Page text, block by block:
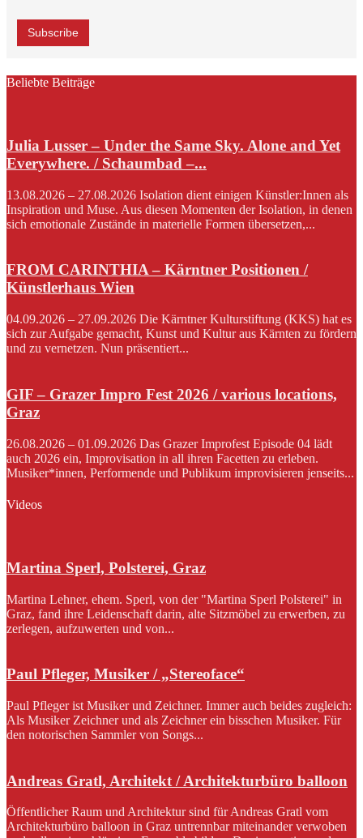
Beliebte Beiträge
Julia Lusser – Under the Same Sky. Alone and Yet
Everywhere. / Schaumbad –...
13.08.2026 – 27.08.2026 Isolation dient einigen Künstler:Innen als
Inspiration und Muse. Aus diesen Momenten der Isolation, in denen
sich emotionale Zustände in materielle Formen übersetzen,...
FROM CARINTHIA – Kärntner Positionen /
Künstlerhaus Wien
04.09.2026 – 27.09.2026 Die Kärntner Kulturstiftung (KKS) hat es
sich zur Aufgabe gemacht, Kunst und Kultur aus Kärnten zu fördern
und zu vernetzen. Nun präsentiert...
GIF – Grazer Impro Fest 2026 / various locations,
Graz
26.08.2026 – 01.09.2026 Das Grazer Improfest Episode 04 lädt
auch 2026 ein, Improvisation in all ihren Facetten zu erleben.
Musiker*innen, Performende und Publikum improvisieren jenseits...
Videos
Martina Sperl, Polsterei, Graz
Martina Lehner, ehem. Sperl, von der "Martina Sperl Polsterei" in
Graz, fand ihre Leidenschaft darin, alte Sitzmöbel zu erwerben, zu
zerlegen, aufzuwerten und von...
Paul Pfleger, Musiker / „Stereoface“
Paul Pfleger ist Musiker und Zeichner. Immer auch beides zugleich:
Als Musiker Zeichner und als Zeichner ein bisschen Musiker. Für
den notorischen Sammler von Songs...
Andreas Gratl, Architekt / Architekturbüro balloon
Öffentlicher Raum und Architektur sind für Andreas Gratl vom
Architekturbüro balloon in Graz untrennbar miteinander verwoben